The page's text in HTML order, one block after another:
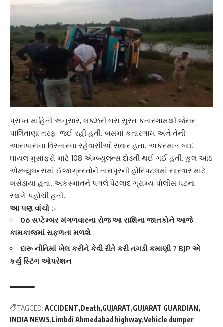
પ્રાપ્ત માહિતી અનુસાર, લક્ઝરી બસ સુરત કતારગામથી જેસર
પાલિતાણા તરફ જઈ રહી હતી. બસમાં કતારગામ અને તેની
આસપાસના વિસ્તારના રહેવાસીઓ સવાર હતા. અકસ્માત બાદ
ઘાયલ મુસાફરો માટે 108 એમ્બ્યુલન્સ દોડતી થઈ ગઈ હતી. કુલ આઠ
એમ્બ્યુલન્સમાં ઈજાગ્રસ્તોને તારાપુરની હોસ્પિટલમાં સારવાર માટે
ખસેડાયા હતા. અકસ્માતને પગલે પેટલાદ ગ્રામ્ય પોલીસ ઘટના
સ્થળે પહોંચી હતી.
આ પણ વાંચો :-
06 સપ્ટેમ્બર મંગળવારના રોજ આ રાશિના જાતકોને આજે
કામકાજમાં સફળતા મળશે
દારૂ નીતિમાં ખેલ કરીને કેવી રીતે કરી તગડી કમાણી ? BJP એ
કર્યું સ્ટિંગ ઓપરેશન
TAGGED: ACCIDENT Death GUJARAT GUJARAT GUARDIAN
INDIA NEWS Limbdi Ahmedabad highway Vehicle dumper